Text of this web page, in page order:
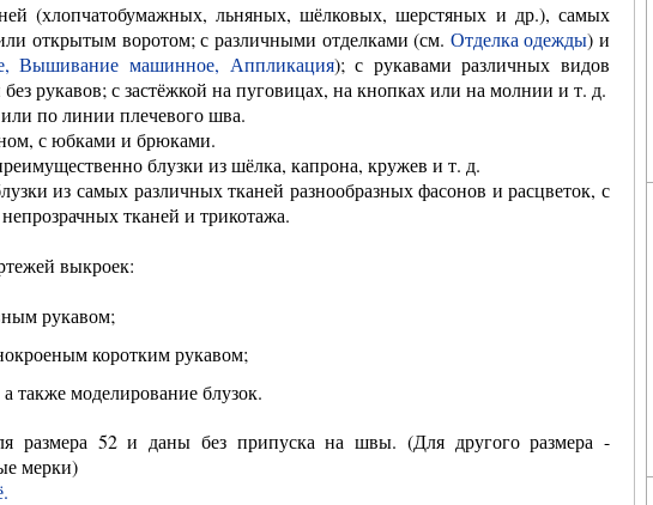
(хлопчатобумажных, льняных, шёлковых, шерстяных и др.), самых
открытым воротом; с различными отделками (см. Отделка одежды) и
Вышивание машинное, Аппликация); с рукавами различных видов
рукавов; с застёжкой на пуговицах, на кнопках или на молнии и т. д.
или по линии плечевого шва.
с юбками и брюками.
блузки из шёлка, капрона, кружев и т. д.
из самых различных тканей разнообразных фасонов и расцветок, с
тканей и трикотажа.
выкроек:
рукавом;
коротким рукавом;
также моделирование блузок.
размера 52 и даны без припуска на швы. (Для другого размера -
мерки)